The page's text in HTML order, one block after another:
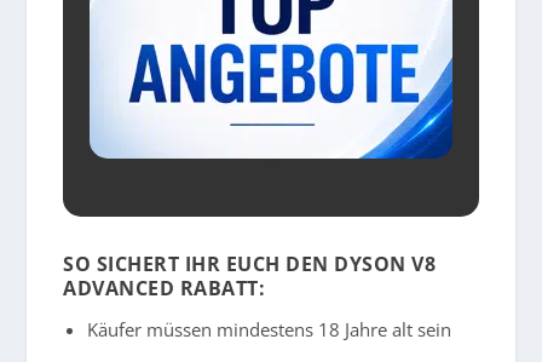
SO SICHERT IHR EUCH DEN DYSON V8
ADVANCED RABATT:
Käufer müssen mindestens 18 Jahre alt sein